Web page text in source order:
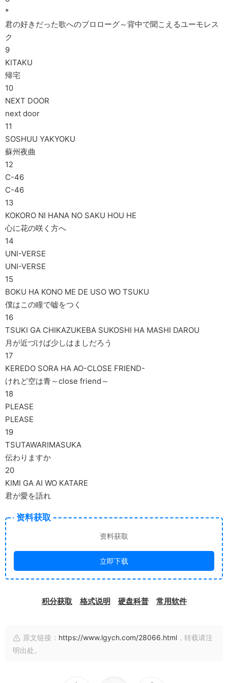
*
君の好きだった歌へのプロローグ～背中で聞こえるユーモレス
ク
9
KITAKU
帰宅
10
NEXT DOOR
next door
11
SOSHUU YAKYOKU
蘇州夜曲
12
C-46
C-46
13
KOKORO NI HANA NO SAKU HOU HE
心に花の咲く方へ
14
UNI-VERSE
UNI-VERSE
15
BOKU HA KONO ME DE USO WO TSUKU
僕はこの瞳で嘘をつく
16
TSUKI GA CHIKAZUKEBA SUKOSHI HA MASHI DAROU
月が近づけば少しはましだろう
17
KEREDO SORA HA AO-CLOSE FRIEND-
けれど空は青～close friend～
18
PLEASE
PLEASE
19
TSUTAWARIMASUKA
伝わりますか
20
KIMI GA AI WO KATARE
君が愛を語れ
资料获取
资料获取
立即下载
积分获取 格式说明 硬盘科普 常用软件
原文链接： https://www.lgych.com/28066.html ，转载请注
明出处。